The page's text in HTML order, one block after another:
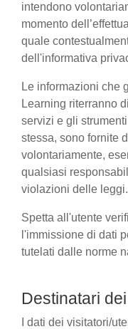
intendono
momento
quale
dell'informativa
Le informazioni che
Learning riterranno
servizi e gli
stessa, sono fornite
volontariamente,
qualsiasi
violazioni delle leggi.
Spetta all'utente
l'immissione di dati
tutelati dalle norme
Destinatari
I dati dei visitatori/